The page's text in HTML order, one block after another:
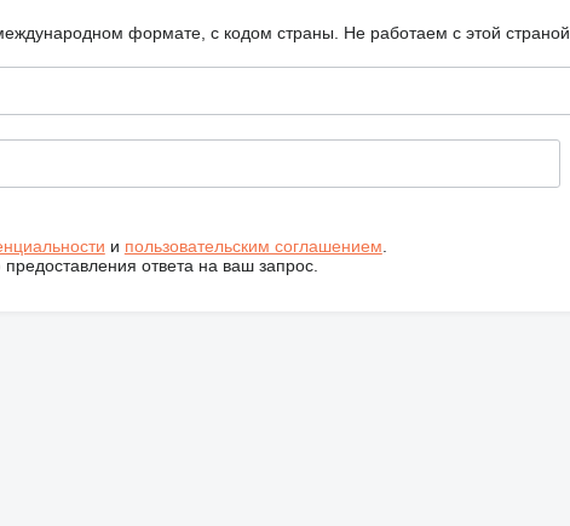
формате, с кодом страны. Не работаем с этой страной
и пользовательским соглашением
ответа на ваш запрос.